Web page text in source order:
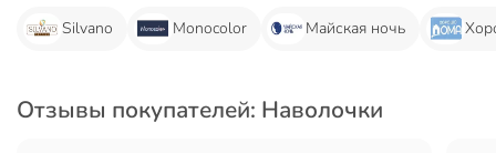
Silvano Monocolor Майская ночь
Отзывы покупателей: Наволочки